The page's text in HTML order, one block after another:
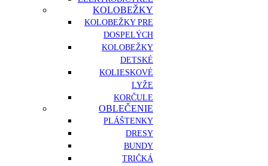
KOLOBEŽKY
KOLOBEŽKY PRE
DOSPELÝCH
KOLOBEŽKY
DETSKÉ
KOLIESKOVÉ
LYŽE
KORČULE
OBLEČENIE
PLÁŠTENKY
DRESY
BUNDY
TRIČKÁ